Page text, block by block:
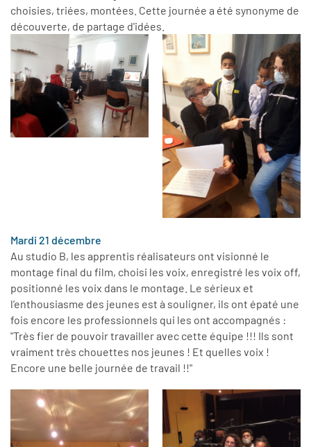
choisies, triées, montées. Cette journée a été synonyme de
découverte, de partage d'idées.
Mardi 21 décembre
Au studio B, les apprentis réalisateurs ont visionné le
montage final du film, choisi les voix, enregistré les voix off,
positionné les voix dans le montage. Le sérieux et
l’enthousiasme des jeunes est à souligner, ils ont épaté une
fois encore les professionnels qui les ont accompagnés :
"Très fier de pouvoir travailler avec cette équipe !!! Ils sont
vraiment très chouettes nos jeunes ! Et quelles voix !
Encore une belle journée de travail !!"